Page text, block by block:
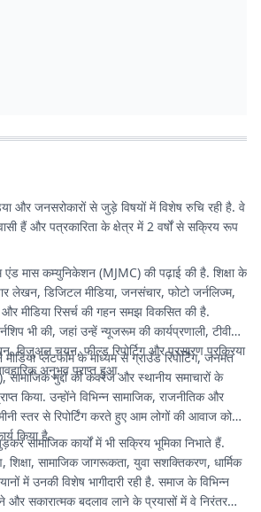
और जनसरोकारों से जुड़े विषयों में विशेष रुचि रही है. वे
हैं और पत्रकारिता के क्षेत्र में 2 वर्षों से सक्रिय रूप
एंड मास कम्युनिकेशन (MJMC) की पढ़ाई की है. शिक्षा के
लेखन, डिजिटल मीडिया, जनसंचार, फोटो जर्नलिज्म,
मीडिया रिसर्च की गहन समझ विकसित की है.
भी की, जहां उन्हें न्यूजरूम की कार्यप्रणाली, टीवी
विजुअल चयन, फील्ड रिपोर्टिग और प्रसारण प्रक्रिया
अनुभव प्राप्त हुआ.
प्लेटफॉर्म के माध्यम से ग्राउंड रिपोर्टिंग, जनमत
मुद्दों की कवरेज और स्थानीय समाचारों के
किया. उन्होंने विभिन्न सामाजिक, राजनीतिक और
स्तर से रिपोर्टिंग करते हुए आम लोगों की आवाज को
किया है.
सामाजिक कार्यों में भी सक्रिय भूमिका निभाते हैं.
सामाजिक जागरूकता, युवा सशक्तिकरण, धार्मिक
में उनकी विशेष भागीदारी रही है. समाज के विभिन्न
और सकारात्मक बदलाव लाने के प्रयासों में वे निरंतर